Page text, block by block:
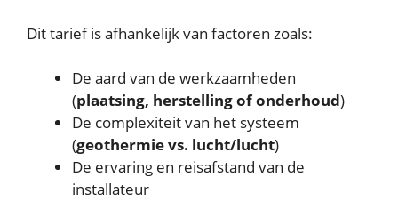
Dit tarief is afhankelijk van factoren zoals:
De aard van de werkzaamheden
(plaatsing, herstelling of onderhoud)
De complexiteit van het systeem
(geothermie vs. lucht/lucht)
De ervaring en reisafstand van de
installateur